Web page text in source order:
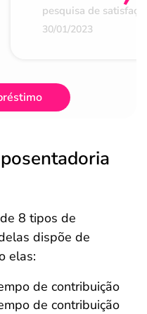
pesquisa de
30/01/2023
8 tipos de
dispõe de
elas:
de contribuição
de contribuição